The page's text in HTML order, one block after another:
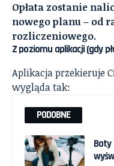
Opłata zostanie
nowego planu – od
rozliczeniowego.
Z poziomu aplikacji (gdy
Aplikacja przekieruje
wygląda tak:
PODOBNE
Boty